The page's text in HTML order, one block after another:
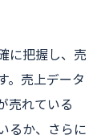
に把握し、売
。売上データ
売れている
るか、さらに